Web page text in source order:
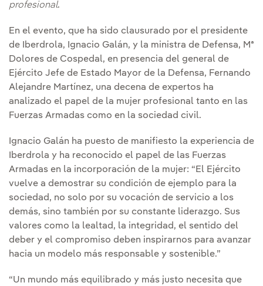
profesional.
En el evento, que ha sido clausurado por el presidente
de Iberdrola, Ignacio Galán, y la ministra de Defensa, Mª
Dolores de Cospedal, en presencia del general de
Ejército Jefe de Estado Mayor de la Defensa, Fernando
Alejandre Martínez, una decena de expertos ha
analizado el papel de la mujer profesional tanto en las
Fuerzas Armadas como en la sociedad civil.
Ignacio Galán ha puesto de manifiesto la experiencia de
Iberdrola y ha reconocido el papel de las Fuerzas
Armadas en la incorporación de la mujer: “El Ejército
vuelve a demostrar su condición de ejemplo para la
sociedad, no solo por su vocación de servicio a los
demás, sino también por su constante liderazgo. Sus
valores como la lealtad, la integridad, el sentido del
deber y el compromiso deben inspirarnos para avanzar
hacia un modelo más responsable y sostenible.”
“Un mundo más equilibrado y más justo necesita que